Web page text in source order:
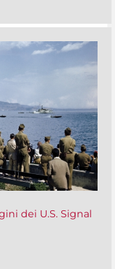
dei U.S. Signal